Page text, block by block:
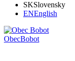
SKSlovensky
ENEnglish
ObecBobot